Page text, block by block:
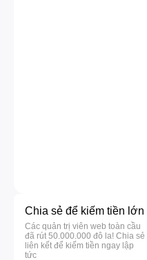
Chia sẻ để kiếm tiền lớn
Các quản trị viên web toàn cầu
đã rút 50.000.000 đô la! Chia sẻ
liên kết để kiếm tiền ngay lập
tức